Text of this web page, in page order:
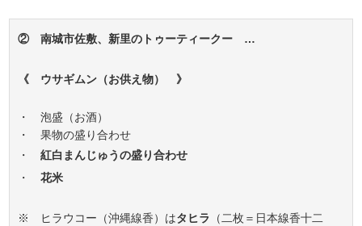
② 南城市佐敷、新里のトゥーティークー …
《 ウサギムン（お供え物） 》
・ 泡盛（お酒）
・ 果物の盛り合わせ
・紅白まんじゅうの盛り合わせ
・花米
※ ヒラウコー（沖縄線香）はタヒラ
（二枚＝日本線香十二